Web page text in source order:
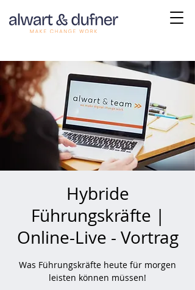
Hybride
Führungskräfte |
Online-Live - Vortrag
Was Führungskräfte heute für morgen
leisten können müssen!